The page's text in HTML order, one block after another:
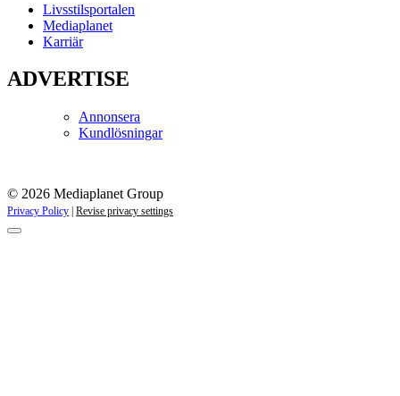
Livsstilsportalen
Mediaplanet
Karriär
ADVERTISE
Annonsera
Kundlösningar
© 2026 Mediaplanet Group
Privacy Policy Revise privacy settings